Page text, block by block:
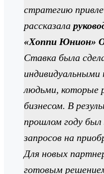
стратегию
рассказала
«Хоппи Юнион»
Ставка была
людьми, которые
бизнесом. В
прошлом году был
запросов на
Для новых
готовым